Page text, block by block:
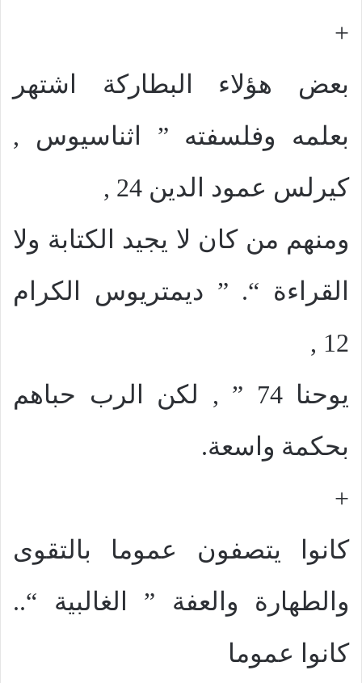
+
بعض هؤلاء البطاركة اشتهر
بعلمه وفلسفته ” اثناسيوس ,
كيرلس عمود الدين 24 ,
ومنهم من كان لا يجيد الكتابة ولا
القراءة “. ” ديمتريوس الكرام
12 ,
يوحنا 74 ” , لكن الرب حباهم
بحكمة واسعة.
+
كانوا يتصفون عموما بالتقوى
والطهارة والعفة ” الغالبية “..
كانوا عموما